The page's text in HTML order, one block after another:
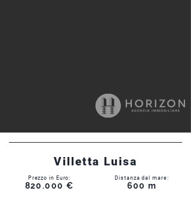
Villetta Luisa
Prezzo in Euro:
820.000 €
Distanza dal mare:
600 m